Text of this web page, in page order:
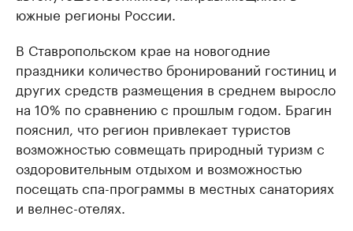
южные регионы России.
В Ставропольском крае на новогодние
праздники количество бронирований гостиниц и
других средств размещения в среднем выросло
на 10% по сравнению с прошлым годом. Брагин
пояснил, что регион привлекает туристов
возможностью совмещать природный туризм с
оздоровительным отдыхом и возможностью
посещать спа-программы в местных санаториях
и велнес-отелях.